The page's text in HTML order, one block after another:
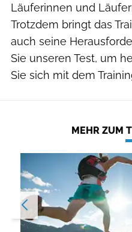
Läuferinnen und
Trotzdem bringt das
auch seine
Sie unseren Test, um
Sie sich mit dem
MEHR ZUM